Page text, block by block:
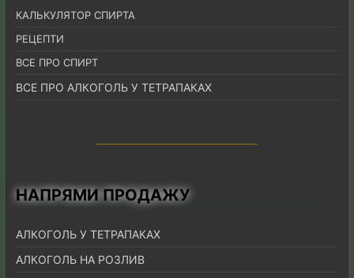
КАЛЬКУЛЯТОР СПИРТА
РЕЦЕПТИ
ВСЕ ПРО СПИРТ
ВСЕ ПРО АЛКОГОЛЬ У ТЕТРАПАКАХ
НАПРЯМИ ПРОДАЖУ
АЛКОГОЛЬ У ТЕТРАПАКАХ
АЛКОГОЛЬ НА РОЗЛИВ